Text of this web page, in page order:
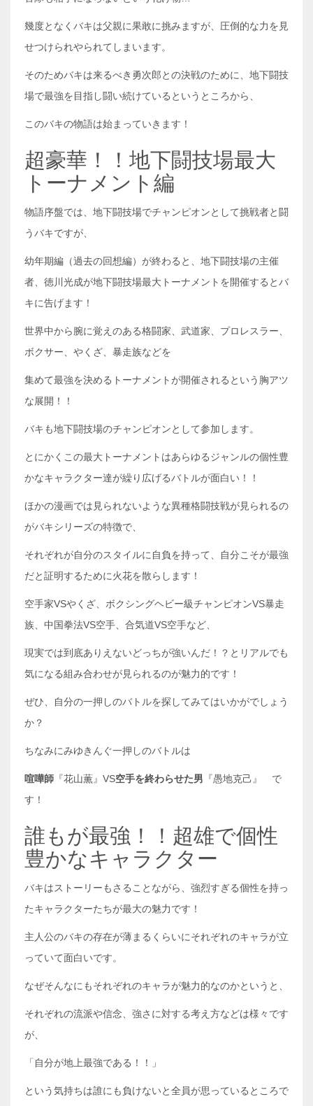
幾度となくバキは父親に果敢に挑みますが、圧倒的な力を見
せつけられやられてしまいます。
そのためバキは来るべき勇次郎との決戦のために、地下闘技
場で最強を目指し闘い続けているというところから、
このバキの物語は始まっていきます！
超豪華！！地下闘技場最大
トーナメント編
物語序盤では、地下闘技場でチャンピオンとして挑戦者と闘
うバキですが、
幼年期編（過去の回想編）が終わると、地下闘技場の主催
者、徳川光成が地下闘技場最大トーナメントを開催するとバ
キに告げます！
世界中から腕に覚えのある格闘家、武道家、プロレスラー、
ボクサー、やくざ、暴走族などを
集めて最強を決めるトーナメントが開催されるという胸アツ
な展開！！
バキも地下闘技場のチャンピオンとして参加します。
とにかくこの最大トーナメントはあらゆるジャンルの個性豊
かなキャラクター達が繰り広げるバトルが面白い！！
ほかの漫画では見られないような異種格闘技戦が見られるの
がバキシリーズの特徴で、
それぞれが自分のスタイルに自負を持って、自分こそが最強
だと証明するために火花を散らします！
空手家VSやくざ、ボクシングヘビー級チャンピオンVS暴走
族、中国拳法VS空手、合気道VS空手など、
現実では到底ありえないどっちが強いんだ！？とリアルでも
気になる組み合わせが見られるのが魅力的です！
ぜひ、自分の一押しのバトルを探してみてはいかがでしょう
か？
ちなみにみゆきんぐ一押しのバトルは
喧嘩師 『花山薫』VS空手を終わらせた男 『愚地克己』 で
す！
誰もが最強！！超雄で個性
豊かなキャラクター
バキはストーリーもさることながら、強烈すぎる個性を持っ
たキャラクターたちが最大の魅力です！
主人公のバキの存在が薄まるくらいにそれぞれのキャラが立
っていて面白いです。
なぜそんなにもそれぞれのキャラが魅力的なのかというと、
それぞれの流派や信念、強さに対する考え方などは様々です
が、
「自分が地上最強である！！」
という気持ちは誰にも負けないと全員が思っているところで